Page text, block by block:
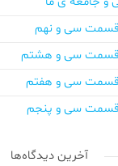
قسمت سی و نهم
قسمت سی و هشتم
قسمت سی و هفتم
قسمت سی و پنجم
آخرین دیدگاه‌ها